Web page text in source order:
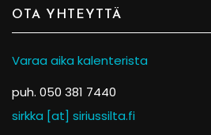
OTA YHTEYTTÄ
Varaa aika kalenterista
puh. 050 381 7440
sirkka [at] siriussilta.fi